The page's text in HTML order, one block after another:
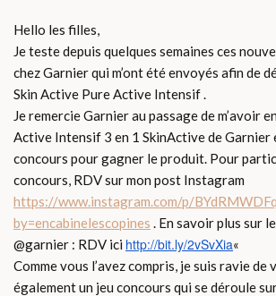
Hello les filles,
Je teste depuis quelques semaines ces
chez Garnier qui m’ont été envoyés afin de
Skin Active Pure Active Intensif .
Je remercie Garnier au passagede m’avoir
Active Intensif 3 en 1 SkinActive deGarnier
concours pour gagner le produit. Pour
concours, RDV sur mon post Instagram
https://www.instagram.com/p/
by=encabinelescopines . En savoir plus sur
@garnier : RDV ici http://bit.ly/2vSvXia«
Comme vous l’avez compris, je suis ravie de
également un jeu concours qui se déroule